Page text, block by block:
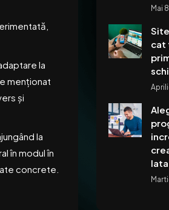
la
menționat
și
la
în modul în
concrete.
Mai
cat